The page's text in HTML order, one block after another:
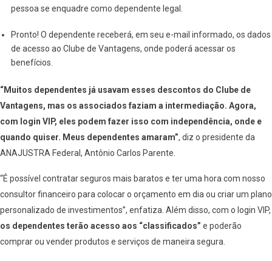
pessoa se enquadre como dependente legal.
Pronto! O dependente receberá, em seu e-mail informado, os dados
de acesso ao Clube de Vantagens, onde poderá acessar os
benefícios.
“Muitos dependentes já usavam esses descontos do Clube de
Vantagens, mas os associados faziam a intermediação. Agora,
com login VIP, eles podem fazer isso com independência, onde e
quando quiser. Meus dependentes amaram”, diz o presidente da
ANAJUSTRA Federal, Antônio Carlos Parente.
“É possível contratar seguros mais baratos e ter uma hora com nosso
consultor financeiro para colocar o orçamento em dia ou criar um plano
personalizado de investimentos”, enfatiza. Além disso, com o login VIP,
os dependentes terão acesso aos “classificados” e poderão
comprar ou vender produtos e serviços de maneira segura.